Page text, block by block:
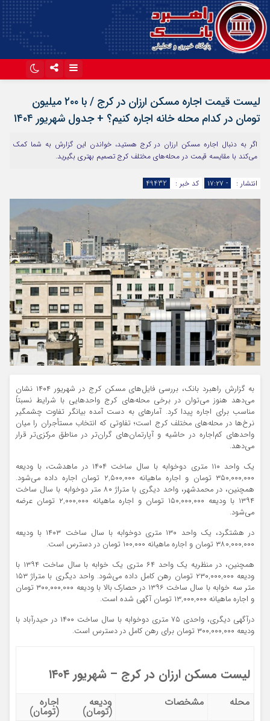
آپارات
لیست قیمت اجاره مسکن ارزان در کرج / با ۲۰۰ میلیون
تومان در کدام محله خانه اجاره کنیم؟ + جدول شهریور ۱۴۰۴
اگر به دنبال اجاره مسکن ارزان در کرج هستید، خواندن این گزارش به شما کمک
می‌کند با مقایسه قیمت در محله‌های مختلف کرج تصمیم بهتری بگیرید.
انتشار : - ۱۷:۲۷ کد خبر : 49432
به گزارش راهبرد بانک، بررسی فایل‌های مسکن کرج در شهریور ۱۴۰۴ نشان
می‌دهد هنوز می‌توان در برخی محله‌های کرج واحدهایی با شرایط نسبتاً
مناسب برای اجاره پیدا کرد. آمارهای به دست آمده بیانگر تفاوت چشمگیر
نرخ‌ها در محله‌های مختلف کرج است؛ تفاوتی که انتخاب مستأجران را میان
واحدهای کم‌اجاره در حاشیه و آپارتمان‌های گران‌تر در مناطق مرکزی‌تر قرار
می‌دهد.
یک واحد ۱۱۰ متری دوخوابه با سال ساخت ۱۴۰۴ در ماهدشت، با ودیعه
۳۵۰,۰۰۰,۰۰۰ تومان و اجاره ماهیانه ۲,۵۰۰,۰۰۰ تومان اجاره داده می‌شود.
همچنین، در محمدشهر، واحد دیگری با متراژ ۸۰ متر دوخوابه با سال ساخت
۱۳۹۴ با ودیعه ۱۵۰,۰۰۰,۰۰۰ تومان و اجاره ماهیانه ۲,۰۰۰,۰۰۰ تومان عرضه
می‌شود.
در هشتگرد، یک واحد ۱۳۰ متری دوخوابه با سال ساخت ۱۴۰۳ با ودیعه
۳۸۰,۰۰۰,۰۰۰ تومان و اجاره ماهیانه ۱۰۰,۰۰۰ تومان در دسترس است.
همچنین، در منظریه یک واحد ۶۴ متری یک خوابه با سال ساخت ۱۳۹۴ با
ودیعه ۲۳۰,۰۰۰,۰۰۰ تومان رهن کامل داده می‌شود. واحد دیگری با متراژ ۱۵۳
متر سه خوابه با سال ساخت ۱۳۹۶ در حصارک بالا با ودیعه ۳۰۰,۰۰۰,۰۰۰ تومان
و اجاره ماهیانه ۱۳,۰۰۰,۰۰۰ تومان آگهی شده است.
درآگهی دیگری، واحدی ۷۵ متری دوخوابه با سال ساخت ۱۴۰۰ در حیدرآباد با
ودیعه ۳۰۰,۰۰۰,۰۰۰ تومان برای رهن کامل در دسترس است.
لیست مسکن ارزان در کرج – شهریور ۱۴۰۴
محله مشخصات ودیعه
(تومان)
اجاره
(تومان)